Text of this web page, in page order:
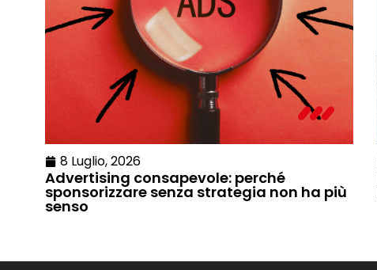
8 Luglio, 2026
Advertising consapevole: perché
sponsorizzare senza strategia non ha più
senso